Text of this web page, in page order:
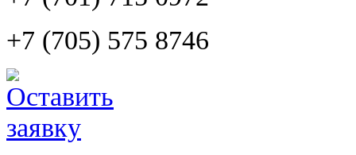
+7 (705) 575 8746